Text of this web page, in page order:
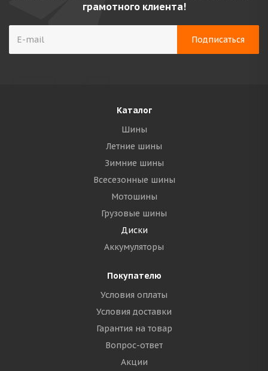
грамотного клиента!
Каталог
Шины
Летние шины
Зимние шины
Всесезонные шины
Мотошины
Грузовые шины
Диски
Аккумуляторы
Покупателю
Условия оплаты
Условия доставки
Гарантия на товар
Вопрос-ответ
Акции